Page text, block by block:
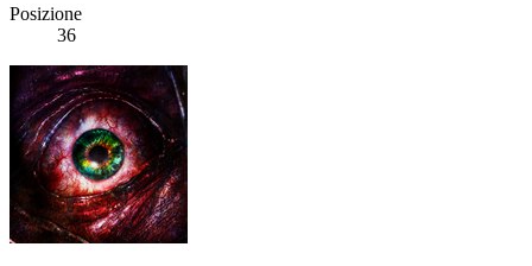
Posizione
36